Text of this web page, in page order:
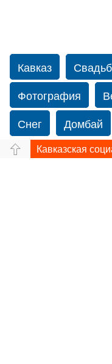
Кавказ
Фотография
Снег
Домбай
Путешествие
Кавказская